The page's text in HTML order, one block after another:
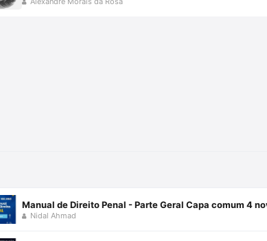
Manual de Direito Penal - Parte Geral Capa comum 4
Nidal Ahmad